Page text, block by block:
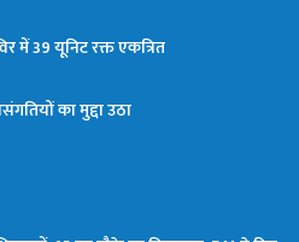
में 39 यूनिट रक्त एकत्रित
का मुद्दा उठा